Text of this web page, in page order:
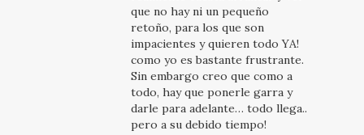
que no hay ni un pequeño
retoño, para los que son
impacientes y quieren todo YA!
como yo es bastante frustrante.
Sin embargo creo que como a
todo, hay que ponerle garra y
darle para adelante… todo llega..
pero a su debido tiempo!